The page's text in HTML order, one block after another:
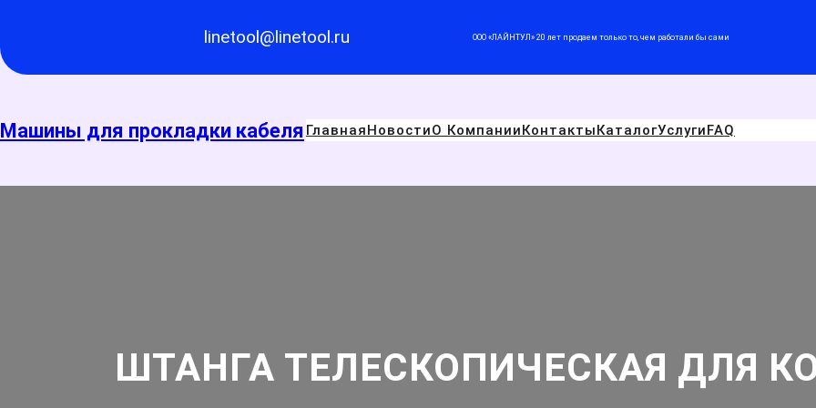
содержимому
linetool@linetool.ru ООО «ЛАЙНТУЛ» 20 лет продаем только то, чем работали бы сами
Машины для прокладки кабеля ГлавнаяНовостиО КомпанииКонтактыКаталогУслугиFAQ
ШТАНГА ТЕЛЕСКОПИЧЕСКАЯ ДЛЯ